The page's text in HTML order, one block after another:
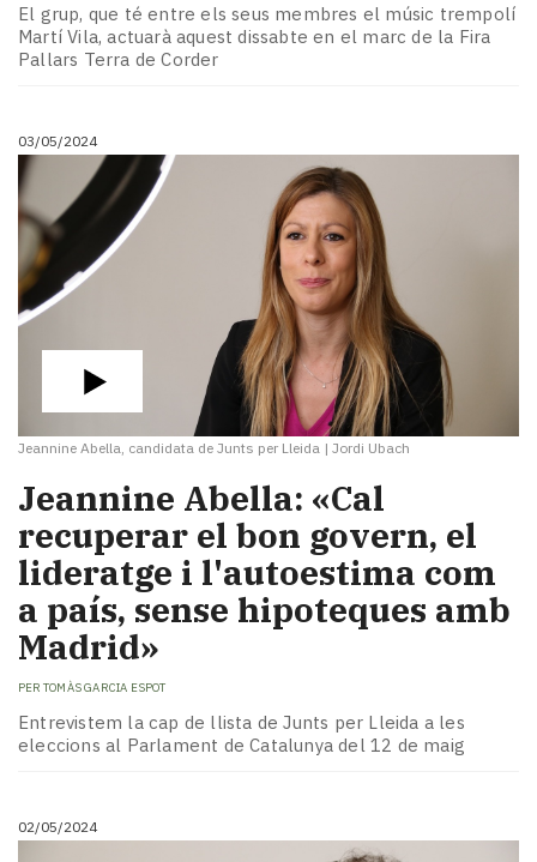
El grup, que té entre els seus membres el músic trempolí
Martí Vila, actuarà aquest dissabte en el marc de la Fira
Pallars Terra de Corder
03/05/2024
Jeannine Abella, candidata de Junts per Lleida | Jordi Ubach
Jeannine Abella: «Cal
recuperar el bon govern, el
lideratge i l'autoestima com
a país, sense hipoteques amb
Madrid»
PER TOMÀS GARCIA ESPOT
Entrevistem la cap de llista de Junts per Lleida a les
eleccions al Parlament de Catalunya del 12 de maig
02/05/2024